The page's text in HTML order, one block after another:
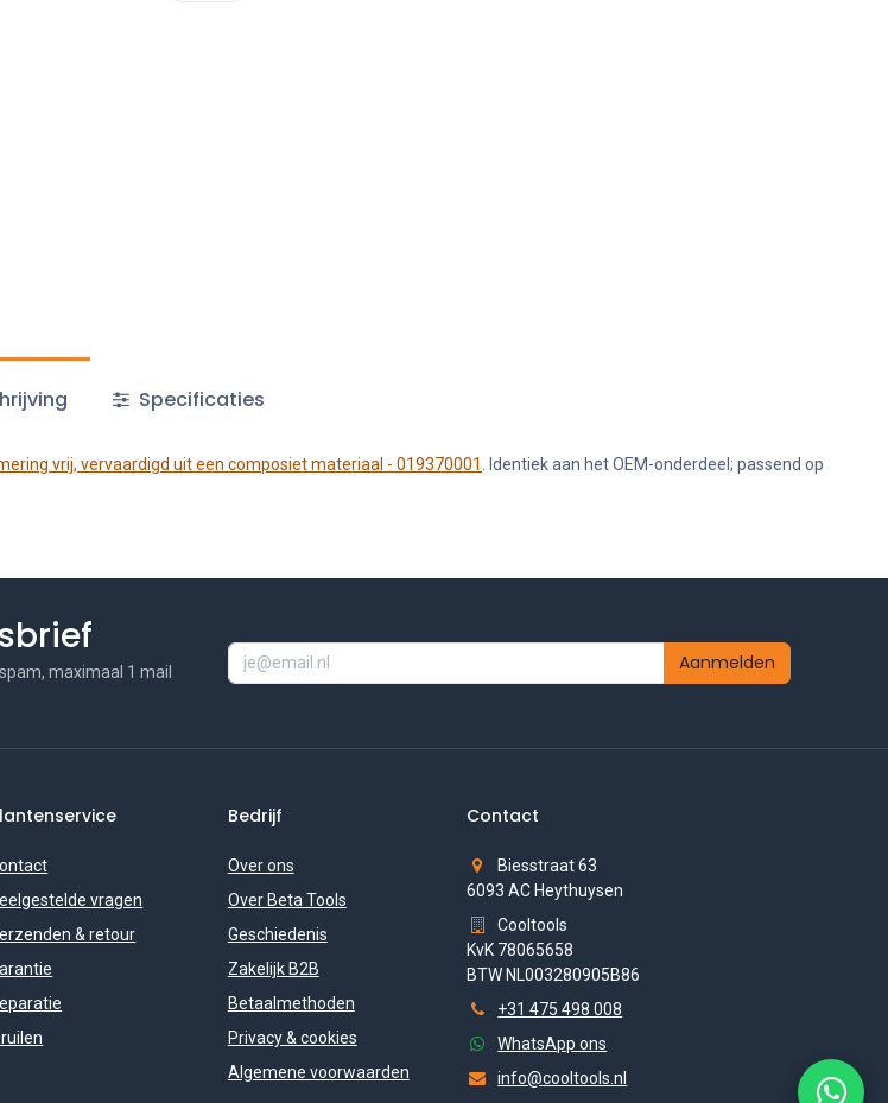
Specificaties
vrij, vervaardigd uit een composiet materiaal - 019370001 . Identiek aan het OEM-onderdeel; passend op
maximaal 1 mail
Aanmelden
vragen
& retour
Bedrijf
Over ons
Over Beta Tools
Geschiedenis
Zakelijk B2B
Betaalmethoden
Privacy & cookies
Algemene voorwaarden
Contact
Biesstraat 63
6093 AC Heythuysen
Cooltools
KvK 78065658
BTW NL003280905B86
+31 475 498 008
WhatsApp ons
info@cooltools.nl